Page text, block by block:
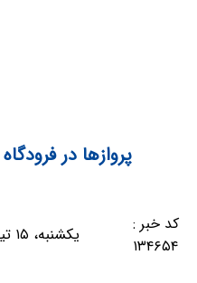
پروازها در
کد خبر :
۱۳۴۶۵۴
یکشنبه، ۱۵ تیر ۱۴۰۴ - ۰۹:۰۰:۲۰